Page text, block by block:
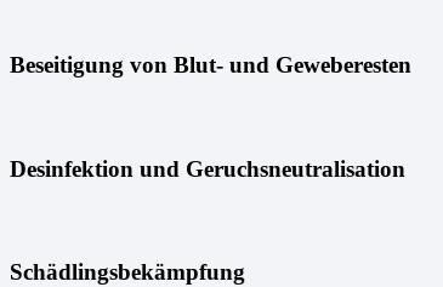
Beseitigung von Blut- und Geweberesten
Desinfektion und Geruchsneutralisation
Schädlingsbekämpfung